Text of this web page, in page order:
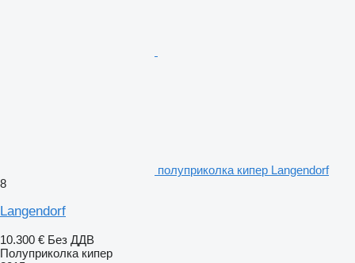
полуприколка кипер Langendorf
8
Langendorf
10.300 € Без ДДВ
Полуприколка кипер